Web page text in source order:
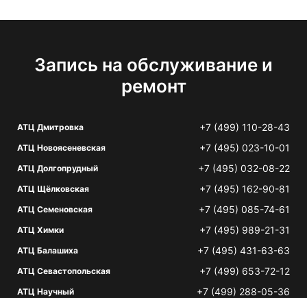
Запись на обслуживание и
ремонт
АТЦ Дмитровка +7 (499) 110-28-43
АТЦ Новоясеневская +7 (495) 023-10-01
АТЦ Долгопрудный +7 (495) 032-08-22
АТЦ Щёлковская +7 (495) 162-90-81
АТЦ Семеновская +7 (495) 085-74-61
АТЦ Химки +7 (495) 989-21-31
АТЦ Балашиха +7 (495) 431-63-63
АТЦ Севастопольская +7 (499) 653-72-12
АТЦ Научный +7 (499) 288-05-36